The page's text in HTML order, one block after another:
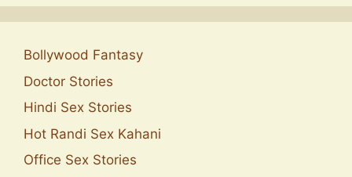
Bollywood Fantasy
Doctor Stories
Hindi Sex Stories
Hot Randi Sex Kahani
Office Sex Stories